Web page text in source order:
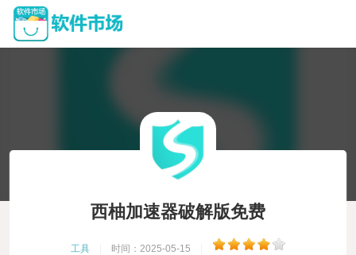
西柚加速器破解版免费
工具 时间：2025-05-15